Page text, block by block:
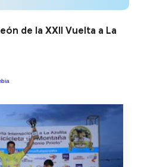
de la XXII Vuelta a La